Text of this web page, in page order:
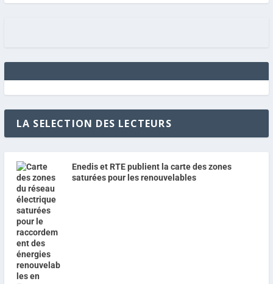
LA SELECTION DES LECTEURS
Enedis et RTE publient la carte des zones
saturées pour les renouvelables